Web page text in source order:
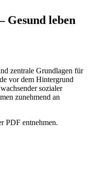
Gesund leben
zentrale Grundlagen für
vor dem Hintergrund
sozialer
zunehmend an
PDF entnehmen.